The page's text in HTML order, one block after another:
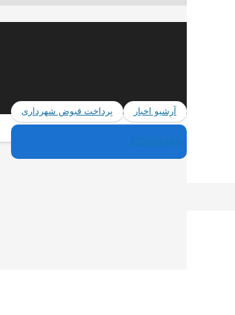
آرشیو اخبار پرداخت قبوض شهرداری
02165624446